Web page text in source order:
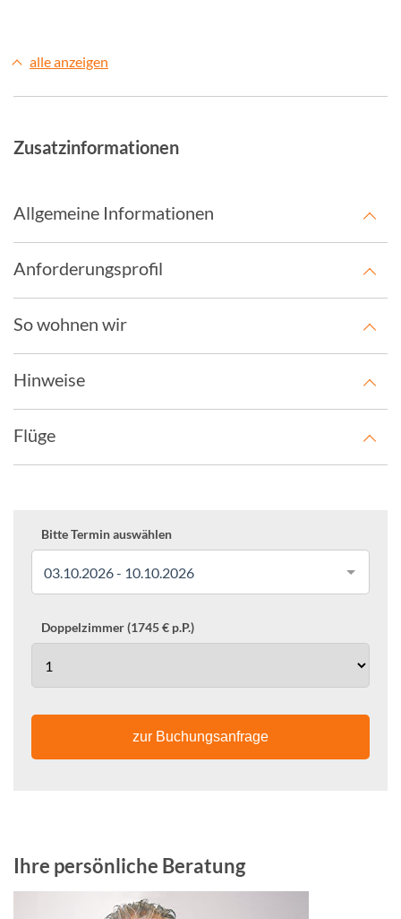
alle anzeigen
Zusatzinformationen
Allgemeine Informationen
Anforderungsprofil
So wohnen wir
Hinweise
Flüge
Bitte Termin auswählen
03.10.2026 - 10.10.2026
Doppelzimmer (1745 € p.P.)
zur Buchungsanfrage
Ihre persönliche Beratung